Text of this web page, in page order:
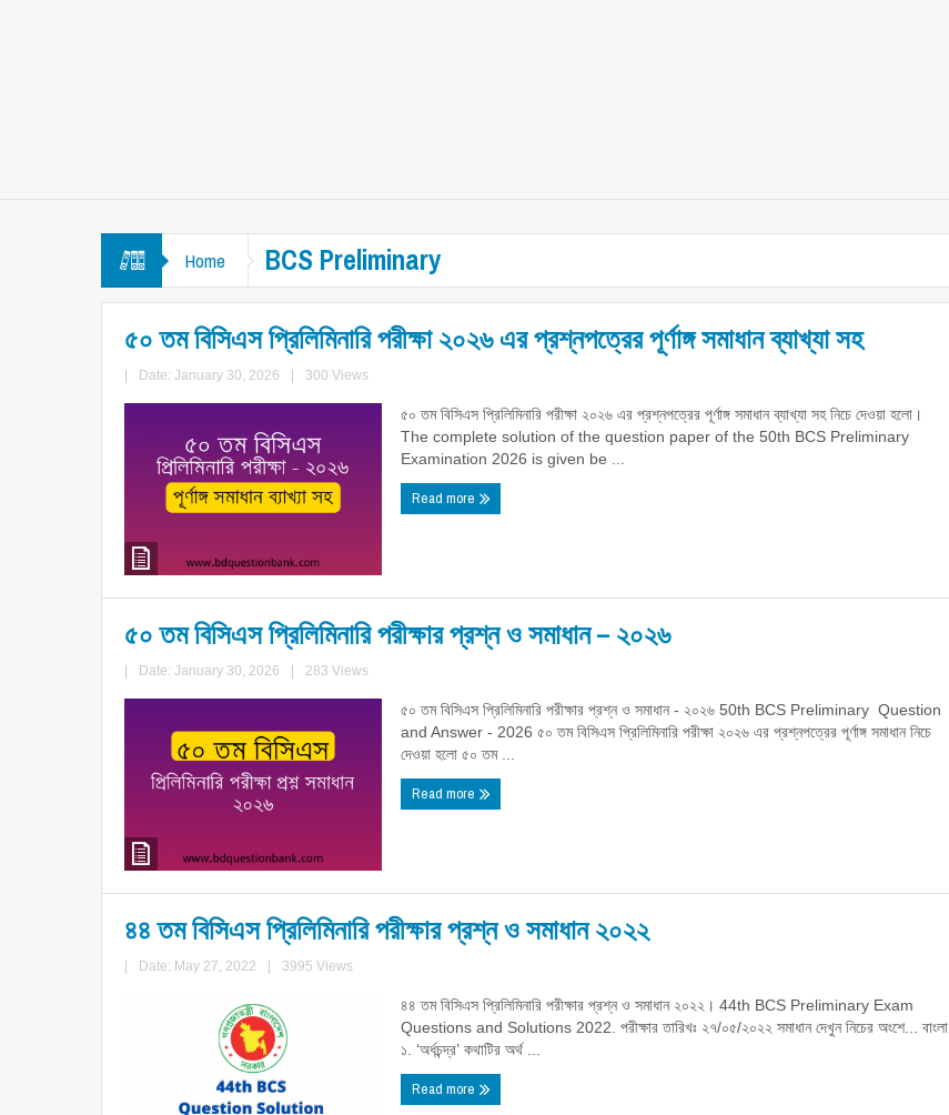
Home BCS Preliminary
৫০ তম বিসিএস প্রিলিমিনারি পরীক্ষা ২০২৬ এর প্রশ্নপত্রের পূর্ণাঙ্গ সমাধান ব্যাখ্যা সহ
Date: January 30, 2026 300 Views
৫০ তম বিসিএস প্রিলিমিনারি পরীক্ষা ২০২৬ এর প্রশ্নপত্রের পূর্ণাঙ্গ সমাধান ব্যাখ্যা সহ নিচে দেওয়া হলো।
The complete solution of the question paper of the 50th BCS Preliminary
Examination 2026 is given be ...
Read more
৫০ তম বিসিএস প্রিলিমিনারি পরীক্ষার প্রশ্ন ও সমাধান – ২০২৬
Date: January 30, 2026 283 Views
৫০ তম বিসিএস প্রিলিমিনারি পরীক্ষার প্রশ্ন ও সমাধান - ২০২৬ 50th BCS Preliminary Question
and Answer - 2026 ৫০ তম বিসিএস প্রিলিমিনারি পরীক্ষা ২০২৬ এর প্রশ্নপত্রের পূর্ণাঙ্গ সমাধান নিচে
দেওয়া হলো ৫০ তম ...
Read more
৪৪ তম বিসিএস প্রিলিমিনারি পরীক্ষার প্রশ্ন ও সমাধান ২০২২
Date: May 27, 2022 3995 Views
৪৪ তম বিসিএস প্রিলিমিনারি পরীক্ষার প্রশ্ন ও সমাধান ২০২২। 44th BCS Preliminary Exam
Questions and Solutions 2022. পরীক্ষার তারিখঃ ২৭/০৫/২০২২ সমাধান দেখুন নিচের অংশে... বাংলা
১. ‘অর্ধচন্দ্র’ কথাটির অর্থ ...
Read more